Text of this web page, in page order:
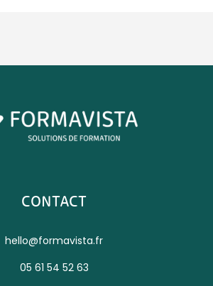
CONTACT
hello@formavista.fr
05 61 54 52 63